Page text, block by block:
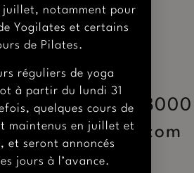
Leclerc, 78000
55 30 99
juillet, notamment pour
Yogilates et certains
de Pilates.
réguliers de yoga
à partir du lundi 31
quelques cours de
maintenus en juillet et
et seront annoncés
jours à l’avance.